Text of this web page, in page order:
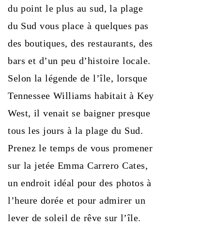
du point le plus au sud, la plage
du Sud vous place à quelques pas
des boutiques, des restaurants, des
bars et d’un peu d’histoire locale.
Selon la légende de l’île, lorsque
Tennessee Williams habitait à Key
West, il venait se baigner presque
tous les jours à la plage du Sud.
Prenez le temps de vous promener
sur la jetée Emma Carrero Cates,
un endroit idéal pour des photos à
l’heure dorée et pour admirer un
lever de soleil de rêve sur l’île.